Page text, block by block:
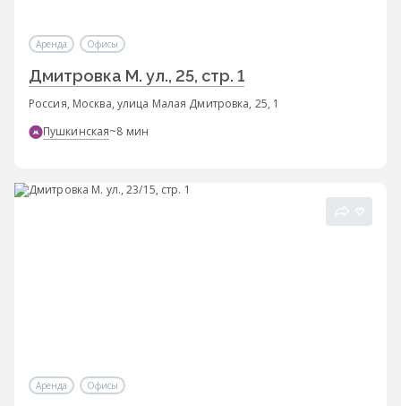
Аренда Офисы
Дмитровка М. ул., 25, стр. 1
Россия, Москва, улица Малая Дмитровка, 25, 1
Пушкинская~8 мин
Аренда Офисы